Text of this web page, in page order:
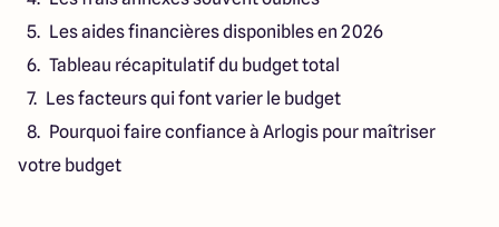
Les aides financières disponibles en 2026
Tableau récapitulatif du budget total
Les facteurs qui font varier le budget
Pourquoi faire confiance à Arlogis pour maîtriser
votre budget